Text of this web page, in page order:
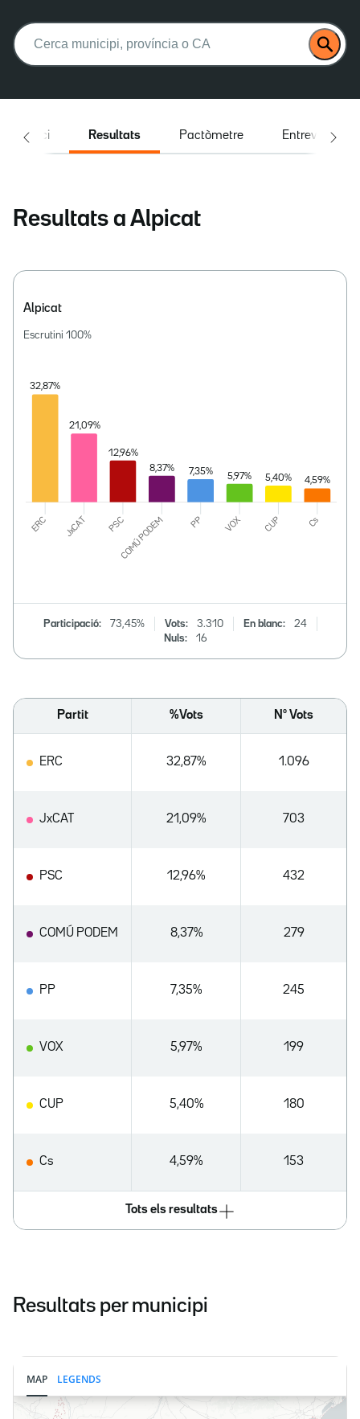
Buscar:
Inici Resultats Pactòmetre Entrevistes
Resultats a Alpicat
Alpicat
Escrutini 100%
Participació: 73,45% Vots: 3.310 En blanc:
24
Nuls:
16
Partit %Vots Nº Vots
ERC 32,87% 1.096
JxCAT 21,09% 703
PSC 12,96% 432
COMÚ PODEM 8,37% 279
PP 7,35% 245
VOX 5,97% 199
CUP 5,40% 180
Cs 4,59% 153
Tots els resultats
Resultats per municipi